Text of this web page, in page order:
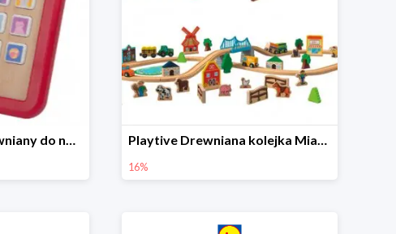
Playtive Tablet drewniany do nauki, interaktywny Playtive Drewniana kolejka Miasto lub Farma
16%